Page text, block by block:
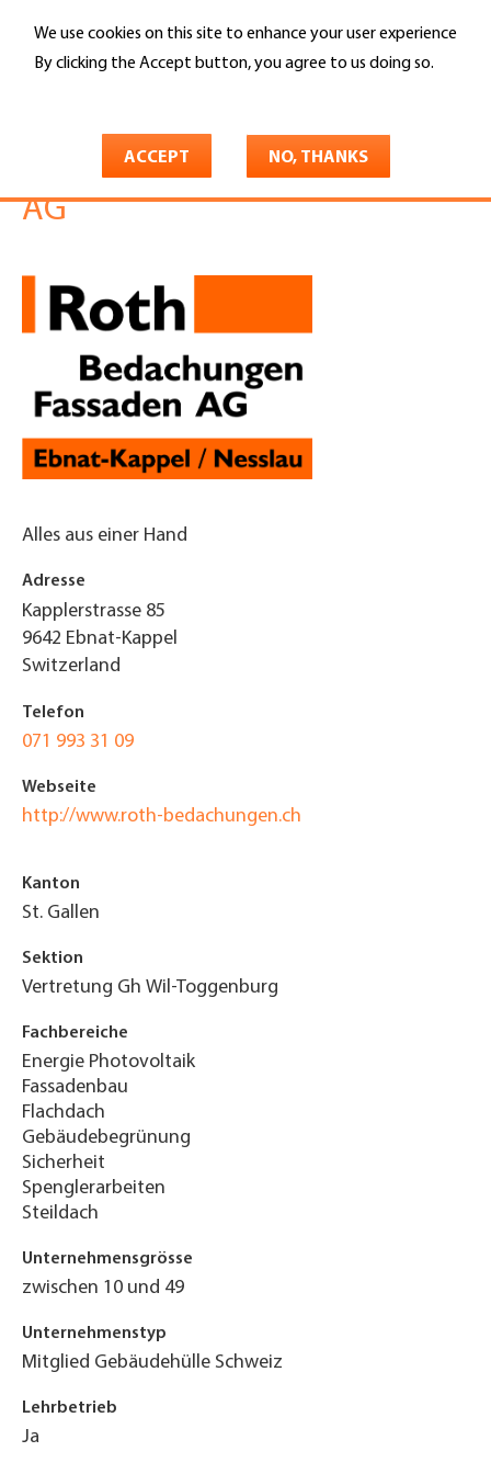
We use cookies on this site to enhance your user experience
By clicking the Accept button, you agree to us doing so.
ACCEPT NO, THANKS
main
Search
Roth Bedachungen Fassaden
AG
Alles aus einer Hand
Adresse
Kapplerstrasse 85
9642 Ebnat-Kappel
Switzerland
Telefon
071 993 31 09
Webseite
http://www.roth-bedachungen.ch
Kanton
St. Gallen
Sektion
Vertretung Gh Wil-Toggenburg
Fachbereiche
Energie Photovoltaik
Fassadenbau
Flachdach
Gebäudebegrünung
Sicherheit
Spenglerarbeiten
Steildach
Unternehmensgrösse
zwischen 10 und 49
Unternehmenstyp
Mitglied Gebäudehülle Schweiz
Lehrbetrieb
Ja